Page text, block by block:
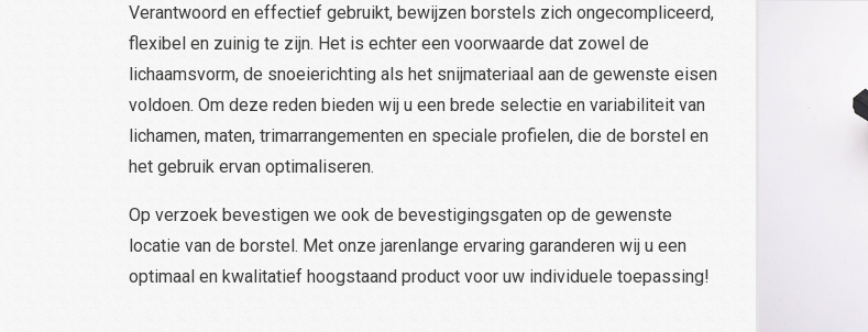
Verantwoord en effectief gebruikt, bewijzen borstels zich ongecompliceerd,
flexibel en zuinig te zijn. Het is echter een voorwaarde dat zowel de
lichaamsvorm, de snoeierichting als het snijmateriaal aan de gewenste eisen
voldoen. Om deze reden bieden wij u een brede selectie en variabiliteit van
lichamen, maten, trimarrangementen en speciale profielen, die de borstel en
het gebruik ervan optimaliseren.
Op verzoek bevestigen we ook de bevestigingsgaten op de gewenste
locatie van de borstel. Met onze jarenlange ervaring garanderen wij u een
optimaal en kwalitatief hoogstaand product voor uw individuele toepassing!